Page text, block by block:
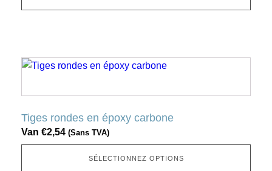
peut
la
produit
Tiges rondes en époxy carbone
Van €2,54 (Sans TVA)
SÉLECTIONNEZ OPTIONS
Ce
a
variantes.